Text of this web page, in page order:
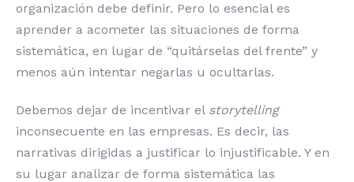
organización debe definir. Pero lo esencial es
aprender a acometer las situaciones de forma
sistemática, en lugar de “quitárselas del frente” y
menos aún intentar negarlas u ocultarlas.
Debemos dejar de incentivar el storytelling
inconsecuente en las empresas. Es decir, las
narrativas dirigidas a justificar lo injustificable. Y en
su lugar analizar de forma sistemática las